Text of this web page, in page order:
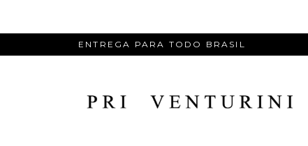
ENTREGA PARA TODO BRASIL